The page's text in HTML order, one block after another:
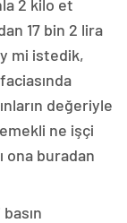
2 kilo et
17 bin 2 lira
mi istedik,
değeriyle
ne işçi
ona buradan